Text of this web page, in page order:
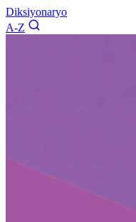
Diksiyonaryo
A-Z